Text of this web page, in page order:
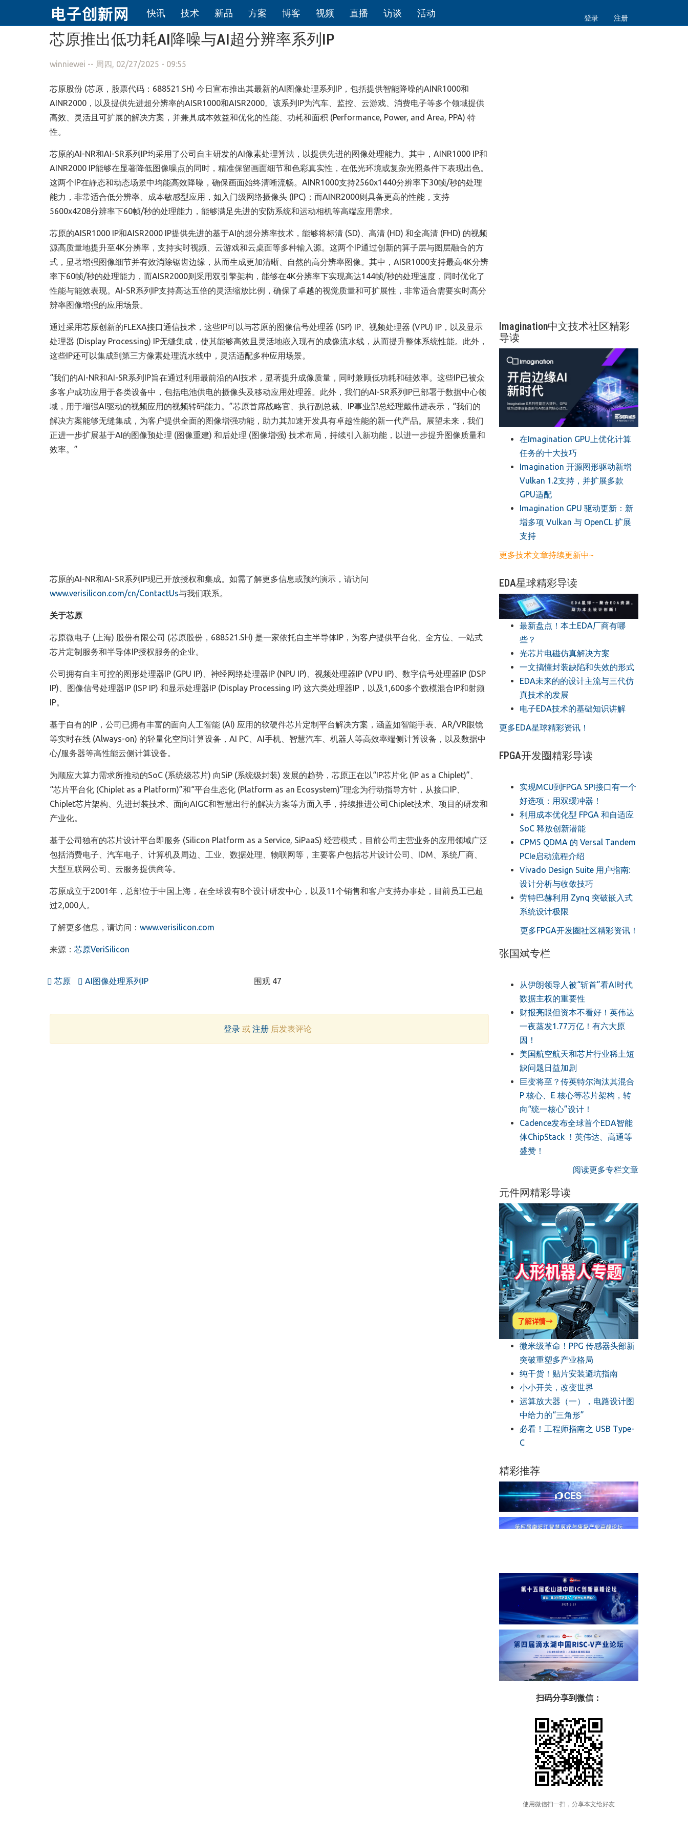
跳转到主要内容
快讯 技术 新品 方案 博客 视频 直播 访谈 活动 登录 注册
芯原推出低功耗AI降噪与AI超分辨率系列IP
winniewei -- 周四, 02/27/2025 - 09:55
芯原股份 (芯原，股票代码：688521.SH) 今日宣布推出其最新的AI图像处理系列IP，包括提供智能降噪的AINR1000和
AINR2000，以及提供先进超分辨率的AISR1000和AISR2000。该系列IP为汽车、监控、云游戏、消费电子等多个领域提供
高效、灵活且可扩展的解决方案，并兼具成本效益和优化的性能、功耗和面积 (Performance, Power, and Area, PPA) 特
性。
芯原的AI-NR和AI-SR系列IP均采用了公司自主研发的AI像素处理算法，以提供先进的图像处理能力。其中，AINR1000 IP和
AINR2000 IP能够在显著降低图像噪点的同时，精准保留画面细节和色彩真实性，在低光环境或复杂光照条件下表现出色。
这两个IP在静态和动态场景中均能高效降噪，确保画面始终清晰流畅。AINR1000支持2560x1440分辨率下30帧/秒的处理
能力，非常适合低分辨率、成本敏感型应用，如入门级网络摄像头 (IPC)；而AINR2000则具备更高的性能，支持
5600x4208分辨率下60帧/秒的处理能力，能够满足先进的安防系统和运动相机等高端应用需求。
芯原的AISR1000 IP和AISR2000 IP提供先进的基于AI的超分辨率技术，能够将标清 (SD)、高清 (HD) 和全高清 (FHD) 的视频
源高质量地提升至4K分辨率，支持实时视频、云游戏和云桌面等多种输入源。这两个IP通过创新的算子层与图层融合的方
式，显著增强图像细节并有效消除锯齿边缘，从而生成更加清晰、自然的高分辨率图像。其中，AISR1000支持最高4K分辨
率下60帧/秒的处理能力，而AISR2000则采用双引擎架构，能够在4K分辨率下实现高达144帧/秒的处理速度，同时优化了
性能与能效表现。AI-SR系列IP支持高达五倍的灵活缩放比例，确保了卓越的视觉质量和可扩展性，非常适合需要实时高分
辨率图像增强的应用场景。
通过采用芯原创新的FLEXA接口通信技术，这些IP可以与芯原的图像信号处理器 (ISP) IP、视频处理器 (VPU) IP，以及显示
处理器 (Display Processing) IP无缝集成，使其能够高效且灵活地嵌入现有的成像流水线，从而提升整体系统性能。此外，
这些IP还可以集成到第三方像素处理流水线中，灵活适配多种应用场景。
“我们的AI-NR和AI-SR系列IP旨在通过利用最前沿的AI技术，显著提升成像质量，同时兼顾低功耗和硅效率。这些IP已被众
多客户成功应用于各类设备中，包括电池供电的摄像头及移动应用处理器。此外，我们的AI-SR系列IP已部署于数据中心领
域，用于增强AI驱动的视频应用的视频转码能力。”芯原首席战略官、执行副总裁、IP事业部总经理戴伟进表示，“我们的
解决方案能够无缝集成，为客户提供全面的图像增强功能，助力其加速开发具有卓越性能的新一代产品。展望未来，我们
正进一步扩展基于AI的图像预处理 (图像重建) 和后处理 (图像增强) 技术布局，持续引入新功能，以进一步提升图像质量和
效率。”
芯原的AI-NR和AI-SR系列IP现已开放授权和集成。如需了解更多信息或预约演示，请访问
www.verisilicon.com/cn/ContactUs与我们联系。
关于芯原
芯原微电子 (上海) 股份有限公司 (芯原股份，688521.SH) 是一家依托自主半导体IP，为客户提供平台化、全方位、一站式
芯片定制服务和半导体IP授权服务的企业。
公司拥有自主可控的图形处理器IP (GPU IP)、神经网络处理器IP (NPU IP)、视频处理器IP (VPU IP)、数字信号处理器IP (DSP
IP)、图像信号处理器IP (ISP IP) 和显示处理器IP (Display Processing IP) 这六类处理器IP，以及1,600多个数模混合IP和射频
IP。
基于自有的IP，公司已拥有丰富的面向人工智能 (AI) 应用的软硬件芯片定制平台解决方案，涵盖如智能手表、AR/VR眼镜
等实时在线 (Always-on) 的轻量化空间计算设备，AI PC、AI手机、智慧汽车、机器人等高效率端侧计算设备，以及数据中
心/服务器等高性能云侧计算设备。
为顺应大算力需求所推动的SoC (系统级芯片) 向SiP (系统级封装) 发展的趋势，芯原正在以“IP芯片化 (IP as a Chiplet)”、
“芯片平台化 (Chiplet as a Platform)”和“平台生态化 (Platform as an Ecosystem)”理念为行动指导方针，从接口IP、
Chiplet芯片架构、先进封装技术、面向AIGC和智慧出行的解决方案等方面入手，持续推进公司Chiplet技术、项目的研发和
产业化。
基于公司独有的芯片设计平台即服务 (Silicon Platform as a Service, SiPaaS) 经营模式，目前公司主营业务的应用领域广泛
包括消费电子、汽车电子、计算机及周边、工业、数据处理、物联网等，主要客户包括芯片设计公司、IDM、系统厂商、
大型互联网公司、云服务提供商等。
芯原成立于2001年，总部位于中国上海，在全球设有8个设计研发中心，以及11个销售和客户支持办事处，目前员工已超
过2,000人。
了解更多信息，请访问： www.verisilicon.com
来源： 芯原VeriSilicon
芯原 AI图像处理系列IP 围观 47
登录 或注册 后发表评论
Imagination中文技术社区精彩
导读
在Imagination GPU上优化计算
任务的十大技巧
​Imagination 开源图形驱动新增
Vulkan 1.2支持，并扩展多款
GPU适配
​Imagination GPU 驱动更新：新
增多项 Vulkan 与 OpenCL 扩展
支持
更多技术文章持续更新中~
EDA星球精彩导读
最新盘点！本土EDA厂商有哪
些？
光芯片电磁仿真解决方案
一文搞懂封装缺陷和失效的形式
EDA未来的的设计主流与三代仿
真技术的发展
电子EDA技术的基础知识讲解
更多EDA星球精彩资讯！
FPGA开发圈精彩导读
实现MCU到FPGA SPI接口有一个
好选项：用双缓冲器！
利用成本优化型 FPGA 和自适应
SoC 释放创新潜能
CPM5 QDMA 的 Versal Tandem
PCIe启动流程介绍
Vivado Design Suite 用户指南:
设计分析与收敛技巧
劳特巴赫利用 Zynq 突破嵌入式
系统设计极限
更多FPGA开发圈社区精彩资讯！
张国斌专栏
从伊朗领导人被“斩首”看AI时代
数据主权的重要性
财报亮眼但资本不看好！英伟达
一夜蒸发1.77万亿！有六大原
因！
美国航空航天和芯片行业稀土短
缺问题日益加剧
巨变将至？传英特尔淘汰其混合
P 核心、E 核心等芯片架构，转
向“统一核心”设计！
Cadence发布全球首个EDA智能
体ChipStack ！英伟达、高通等
盛赞！
阅读更多专栏文章
元件网精彩导读
微米级革命！PPG 传感器头部新
突破重塑多产业格局
纯干货！贴片安装避坑指南
小小开关，改变世界
运算放大器（一），电路设计图
中给力的“三角形”
必看！工程师指南之 USB Type-
C
精彩推荐
扫码分享到微信：
使用微信扫一扫，分享本文给好友